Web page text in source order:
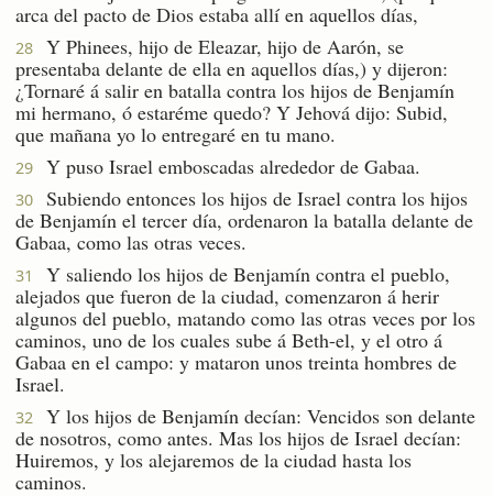
arca del pacto de Dios estaba allí en aquellos días,
28
Y Phinees, hijo de Eleazar, hijo de Aarón, se
presentaba delante de ella en aquellos días,) y dijeron:
¿Tornaré á salir en batalla contra los hijos de Benjamín
mi hermano, ó estaréme quedo? Y Jehová dijo: Subid,
que mañana yo lo entregaré en tu mano.
29 Y puso Israel emboscadas alrededor de Gabaa.
30
Subiendo entonces los hijos de Israel contra los hijos
de Benjamín el tercer día, ordenaron la batalla delante de
Gabaa, como las otras veces.
31
Y saliendo los hijos de Benjamín contra el pueblo,
alejados que fueron de la ciudad, comenzaron á herir
algunos del pueblo, matando como las otras veces por los
caminos, uno de los cuales sube á Beth-el, y el otro á
Gabaa en el campo: y mataron unos treinta hombres de
Israel.
32
Y los hijos de Benjamín decían: Vencidos son delante
de nosotros, como antes. Mas los hijos de Israel decían:
Huiremos, y los alejaremos de la ciudad hasta los
caminos.